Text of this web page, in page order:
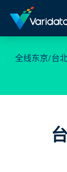
全线东京/台